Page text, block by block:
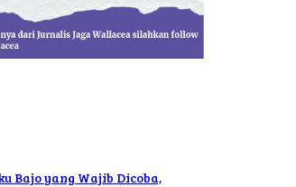
Bajo yang Wajib Dicoba,